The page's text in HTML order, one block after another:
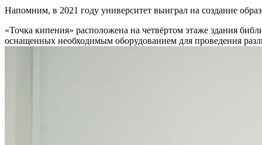
Напомним, в 2021 году университет выиграл на создание
«Точка кипения» расположена на четвёртом этаже здания
оснащенных необходимым оборудованием для проведения